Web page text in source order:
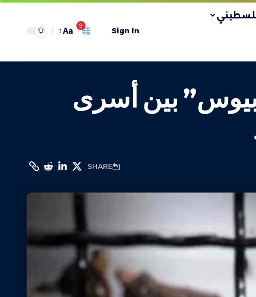
Sign In
9
Aa
بين أسرى
SHARE